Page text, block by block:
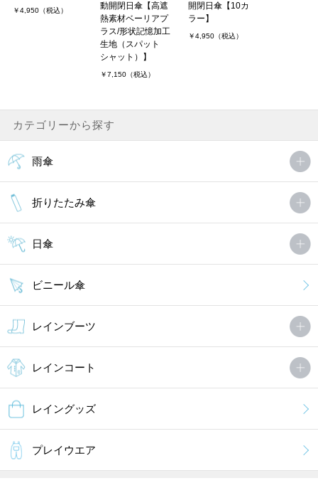
￥4,950（税込）
動開閉日傘【高遮
熱素材ベーリアプ
ラス/形状記憶加工
生地（スパット
シャット）】
￥7,150（税込）
開閉日傘【10カ
ラー】
￥4,950（税込）
カテゴリーから探す
雨傘
折りたたみ傘
日傘
ビニール傘
レインブーツ
レインコート
レイングッズ
プレイウエア